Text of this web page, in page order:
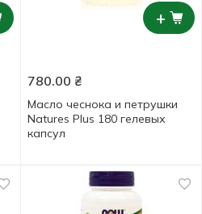
+
780.00 ₴
Масло чеснока и петрушки
Natures Plus 180 гелевых
капсул